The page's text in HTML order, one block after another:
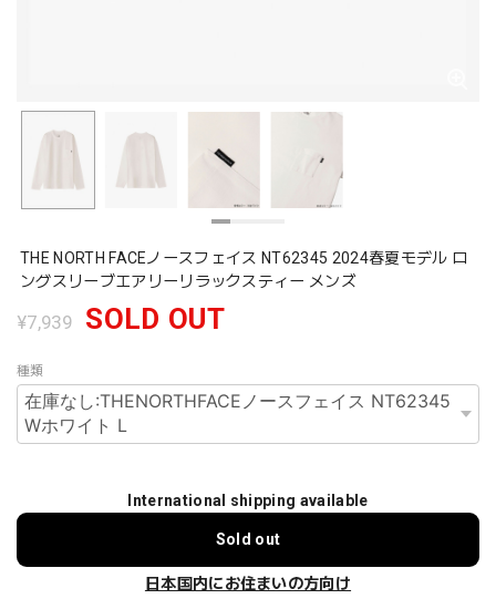
THE NORTH FACEノースフェイス NT62345 2024春夏モデル ロ
ングスリーブエアリーリラックスティー メンズ
¥7,939 SOLD OUT
種類
International shipping available
Sold out
日本国内にお住まいの方向け